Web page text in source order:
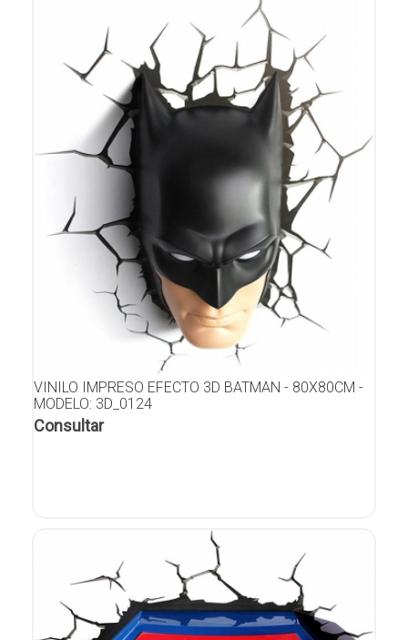
VINILO IMPRESO EFECTO 3D BATMAN - 80X80CM -
MODELO: 3D_0124
Consultar